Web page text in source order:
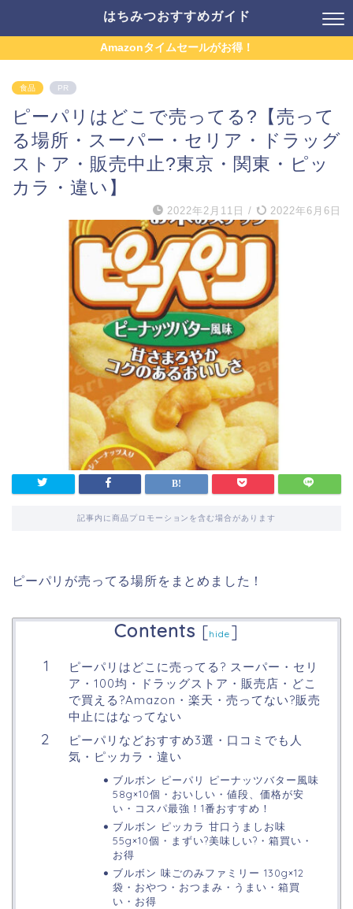
はちみつおすすめガイド
Amazonタイムセールがお得！
食品 PR
ピーパリはどこで売ってる?【売って
る場所・スーパー・セリア・ドラッグ
ストア・販売中止?東京・関東・ピッ
カラ・違い】
2022年2月11日 / 2022年6月6日
記事内に商品プロモーションを含む場合があります
ピーパリが売ってる場所をまとめました！
Contents [hide ]
ピーパリはどこに売ってる? スーパー・セリ
ア・100均・ドラッグストア・販売店・どこ
で買える?Amazon・楽天・売ってない?販売
中止にはなってない
ピーパリなどおすすめ3選・口コミでも人
気・ピッカラ・違い
ブルボン ピーパリ ピーナッツバター風味
58g×10個・おいしい・値段、価格が安
い・コスパ最強！1番おすすめ！
ブルボン ピッカラ 甘口うましお味
55g×10個・まずい?美味しい?・箱買い・
お得
ブルボン 味ごのみファミリー 130g×12
袋・おやつ・おつまみ・うまい・箱買
い・お得